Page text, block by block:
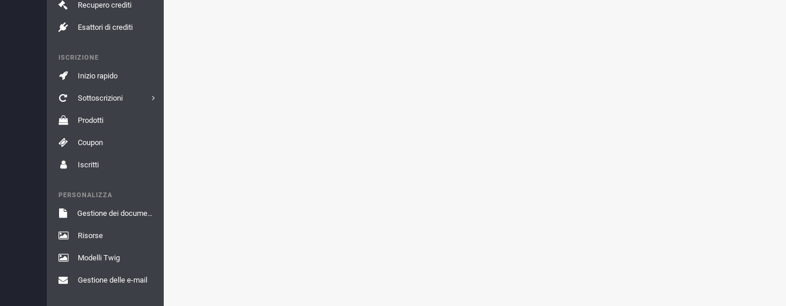
Recupero crediti
Esattori di crediti
ISCRIZIONE
Inizio rapido
Sottoscrizioni
Prodotti
Coupon
Iscritti
PERSONALIZZA
Gestione dei documenti
Risorse
Modelli Twig
Gestione delle e-mail